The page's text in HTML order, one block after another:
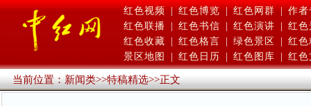
红色视频 | 红色博览 | 红色网群 | 作者
红色联播
红色书信 红色演讲
红色
红色收藏
红色格言 绿色景区
红色
景区地图
红色日历 红色图库 红色
当前位置：新闻类>>特稿精选>>正文